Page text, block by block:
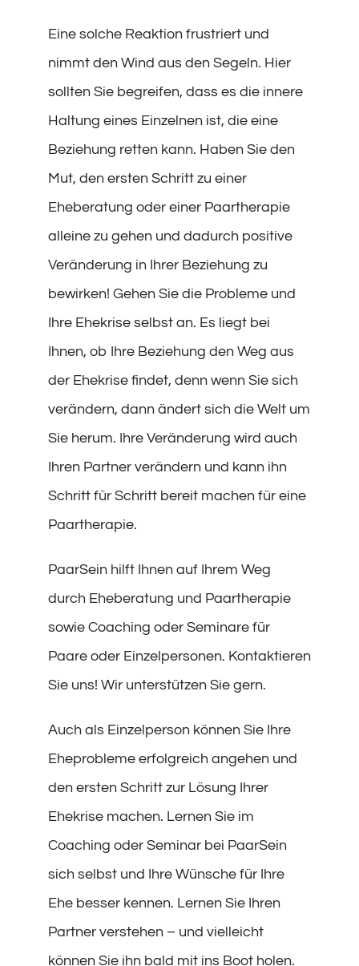
Eine solche Reaktion frustriert und
nimmt den Wind aus den Segeln. Hier
sollten Sie begreifen, dass es die innere
Haltung eines Einzelnen ist, die eine
Beziehung retten kann. Haben Sie den
Mut, den ersten Schritt zu einer
Eheberatung oder einer Paartherapie
alleine zu gehen und dadurch positive
Veränderung in Ihrer Beziehung zu
bewirken! Gehen Sie die Probleme und
Ihre Ehekrise selbst an. Es liegt bei
Ihnen, ob Ihre Beziehung den Weg aus
der Ehekrise findet, denn wenn Sie sich
verändern, dann ändert sich die Welt um
Sie herum. Ihre Veränderung wird auch
Ihren Partner verändern und kann ihn
Schritt für Schritt bereit machen für eine
Paartherapie.
PaarSein hilft Ihnen auf Ihrem Weg
durch Eheberatung und Paartherapie
sowie Coaching oder Seminare für
Paare oder Einzelpersonen. Kontaktieren
Sie uns! Wir unterstützen Sie gern.
Auch als Einzelperson können Sie Ihre
Eheprobleme erfolgreich angehen und
den ersten Schritt zur Lösung Ihrer
Ehekrise machen. Lernen Sie im
Coaching oder Seminar bei PaarSein
sich selbst und Ihre Wünsche für Ihre
Ehe besser kennen. Lernen Sie Ihren
Partner verstehen – und vielleicht
können Sie ihn bald mit ins Boot holen.